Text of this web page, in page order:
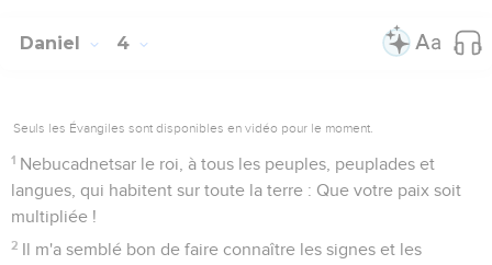
Daniel 4
Seuls les Évangiles sont disponibles en vidéo pour le moment.
1 Nebucadnetsar le roi, à tous les peuples, peuplades et
langues, qui habitent sur toute la terre : Que votre paix soit
multipliée !
2 Il m'a semblé bon de faire connaître les signes et les